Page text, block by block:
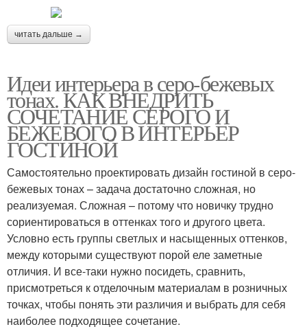
читать дальше →
Идеи интерьера в серо-бежевых
тонах. КАК ВНЕДРИТЬ
СОЧЕТАНИЕ СЕРОГО И
БЕЖЕВОГО В ИНТЕРЬЕР
ГОСТИНОЙ
Самостоятельно проектировать дизайн гостиной в серо-
бежевых тонах – задача достаточно сложная, но
реализуемая. Сложная – потому что новичку трудно
сориентироваться в оттенках того и другого цвета.
Условно есть группы светлых и насыщенных оттенков,
между которыми существуют порой еле заметные
отличия. И все-таки нужно посидеть, сравнить,
присмотреться к отделочным материалам в розничных
точках, чтобы понять эти различия и выбрать для себя
наиболее подходящее сочетание.